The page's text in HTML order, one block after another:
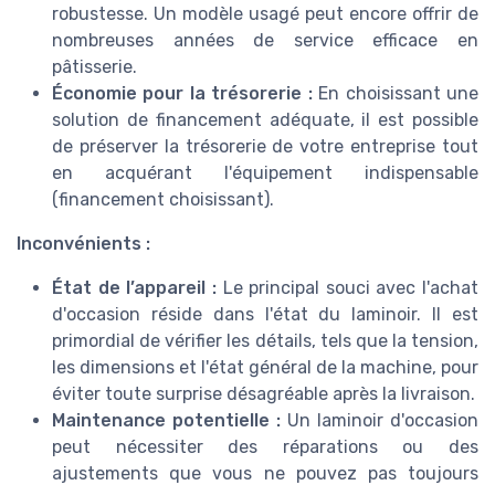
robustesse. Un modèle usagé peut encore offrir de
nombreuses années de service efficace en
pâtisserie.
Économie pour la trésorerie :En choisissant une
solution de financement adéquate, il est possible
de préserver la trésorerie de votre entreprise tout
en acquérant l'équipement indispensable
(financement choisissant).
Inconvénients :
État de l’appareil :Le principal souci avec l'achat
d'occasion réside dans l'état du laminoir. Il est
primordial de vérifier les détails, tels que la tension,
les dimensions et l'état général de la machine, pour
éviter toute surprise désagréable après la livraison.
Maintenance potentielle : Un laminoir d'occasion
peut nécessiter des réparations ou des
ajustements que vous ne pouvez pas toujours